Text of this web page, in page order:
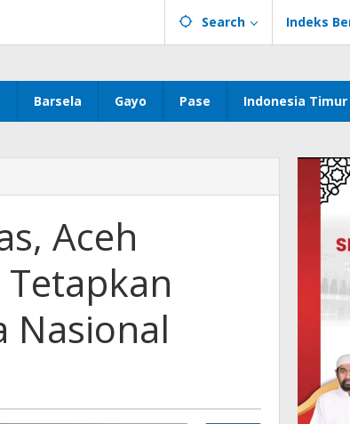
Search Indeks
Barsela Gayo Pase Indonesia Timur
Aceh
Nasional